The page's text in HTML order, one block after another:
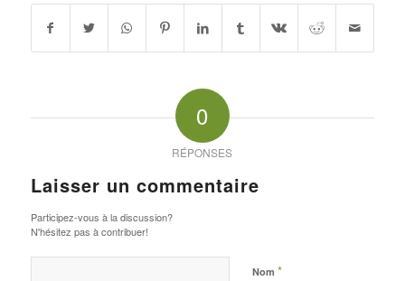
0
RÉPONSES
Laisser un commentaire
Participez-vous à la discussion?
N'hésitez pas à contribuer!
Nom *